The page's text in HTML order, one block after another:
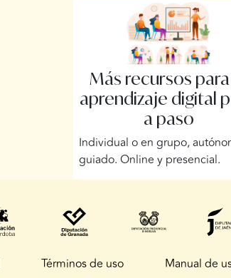
Más recursos
aprendizaje digital
a paso
Individual o en grupo,
guiado. Online y presencial.
Términos de uso
Manual de